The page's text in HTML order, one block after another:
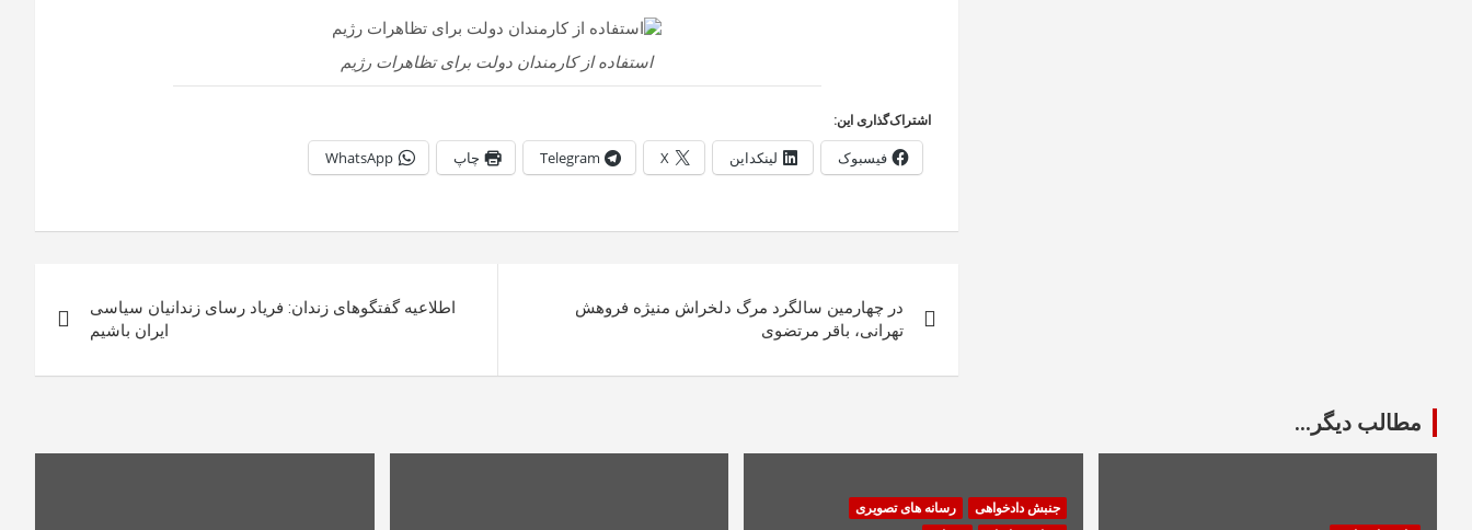
استفاده از کارمندان دولت برای تظاهرات رژیم
اشتراک‌گذاری این:
فیسبوک لینکداین X
Telegram چاپ WhatsApp
نوشته
در چهارمین سالگرد مرگ دلخراش منیژه فروهش
تهرانی، باقر مرتضوی
اطلاعیه گفتگوهای زندان: فریاد رسای زندانیان سیاسی
ایران باشیم
مطالب دیگر...
جنبش دادخواهی
رسانه های تصویری